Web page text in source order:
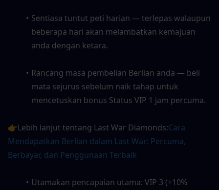
Sentiasa tuntut peti harian — terlepas walaupun
beberapa hari akan melambatkan kemajuan
anda dengan ketara.
Rancang masa pembelian Berlian anda — beli
mata sejurus sebelum naik tahap untuk
mencetuskan bonus Status VIP 1 jam percuma.
👉Lebih lanjut tentang Last War Diamonds:Cara
Mendapatkan Berlian dalam Last War: Percuma,
Berbayar, dan Penggunaan Terbaik
Utamakan pencapaian utama: VIP 3 (+10%